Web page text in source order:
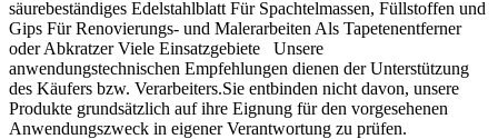
säurebeständiges Edelstahlblatt Für Spachtelmassen, Füllstoffen und
Gips Für Renovierungs- und Malerarbeiten Als Tapetenentferner
oder Abkratzer Viele Einsatzgebiete Unsere
anwendungstechnischen Empfehlungen dienen der Unterstützung
des Käufers bzw. Verarbeiters.Sie entbinden nicht davon, unsere
Produkte grundsätzlich auf ihre Eignung für den vorgesehenen
Anwendungszweck in eigener Verantwortung zu prüfen.